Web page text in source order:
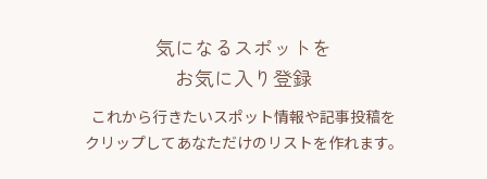
気になるスポットを
お気に入り登録
これから行きたいスポット情報や記事投稿を
クリップしてあなただけのリストを作れます。